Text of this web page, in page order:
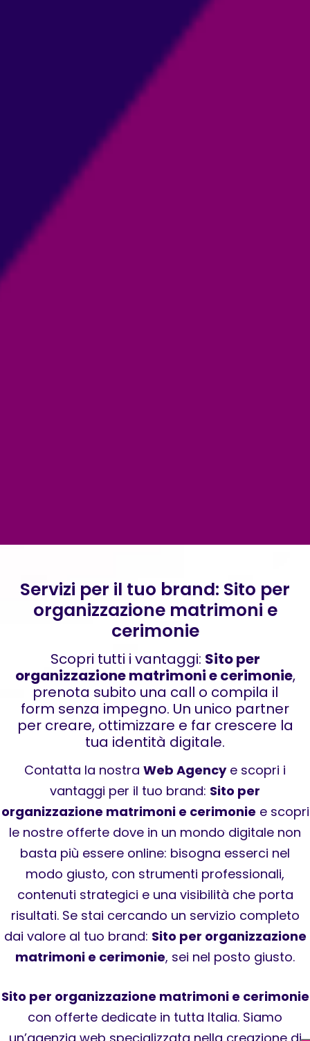
Servizi per il tuo brand: Sito per
organizzazione matrimoni e
cerimonie
Scopri tutti i vantaggi: Sito per
organizzazione matrimoni e cerimonie,
prenota subito una call o compila il
form senza impegno. Un unico partner
per creare, ottimizzare e far crescere la
tua identità digitale.
Contatta la nostra Web Agencye scopri i
vantaggi per il tuo brand: Sito per
organizzazione matrimoni e cerimonie e scopri
le nostre offerte dove in un mondo digitale non
basta più essere online: bisogna esserci nel
modo giusto, con strumenti professionali,
contenuti strategici e una visibilità che porta
risultati. Se stai cercando un servizio completo
dai valore al tuo brand: Sito per organizzazione
matrimoni e cerimonie, sei nel posto giusto.
Sito per organizzazione matrimoni e cerimonie
con offerte dedicate in tutta Italia. Siamo